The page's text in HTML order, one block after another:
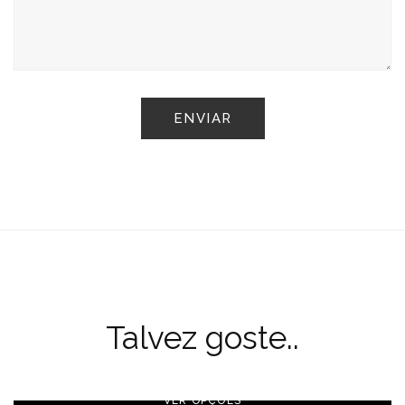
Talvez goste..
VER OPÇÕES